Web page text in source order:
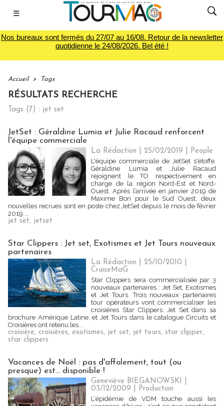
☰
Nos bureaux sont fermés du 27/07 au 16/08. Retour de la newsletter
quotidienne le 24/08/2026. Bel été !
Accueil > Tags
RÉSULTATS RECHERCHE
Tags (7) : jet set
JetSet : Géraldine Lumia et Julie Racaud renforcent
l'équipe commerciale
La Rédaction | 25/02/2019
People
L'équipe commerciale de JetSet s'étoffe.
Géraldine Lumia et Julie Racaud
rejoignent le TO respectivement en
charge de la région Nord-Est et Nord-
Ouest. Après l’arrivée en janvier 2019 de
Maxime Bon pour le Sud Ouest, deux
nouvelles recrues sont en poste chez JetSet depuis le mois de février
2019....
jet set, jetset
Star Clippers : Jet set, Exotismes et Jet Tours nouveaux
partenaires
La Rédaction | 25/10/2010
CruiseMaG
Star Clippers sera commercialisée par 3
nouveaux partenaires : Jet Set, Exotismes
et Jet Tours. Trois nouveaux partenaires
tour opérateurs vont commercialiser les
croisières Star Clippers. Jet Set dans sa
brochure Amérique Latine, et Jet Tours dans le catalogue Circuits et
Croisières ont retenu les...
croisière, croisières, exotismes, jet set, jet tours, star clipper,
star clippers
Vacances de Noël : pas d'affolement, tout (ou
presque) est... disponible !
Geneviève BIEGANOWSKI |
03/12/2009
Production
L‘épidémie de VDM touche aussi les